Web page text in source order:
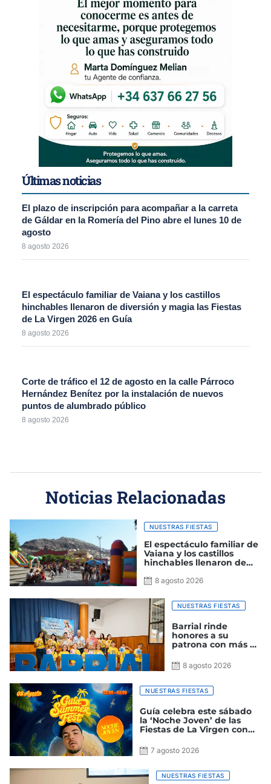
Últimas noticias
El plazo de inscripción para acompañar a la carreta
de Gáldar en la Romería del Pino abre el lunes 10 de
agosto
8 agosto 2026
El espectáculo familiar de Vaiana y los castillos
hinchables llenaron de diversión y magia las Fiestas
de La Virgen 2026 en Guía
8 agosto 2026
Corte de tráfico el 12 de agosto en la calle Párroco
Hernández Benítez por la instalación de nuevos
puntos de alumbrado público
8 agosto 2026
Noticias Relacionadas
NUESTRAS FIESTAS
El espectáculo familiar de
Vaiana y los castillos
hinchables llenaron de
Fiestas de La Virgen 2026
8 agosto 2026
NUESTRAS FIESTAS
Barrial rinde
honores a su
patrona con más de
los públicos
8 agosto 2026
NUESTRAS FIESTAS
Guía celebra este sábado
la ‘Noche Joven’ de las
Fiestas de La Virgen con
de cartel
7 agosto 2026
NUESTRAS FIESTAS